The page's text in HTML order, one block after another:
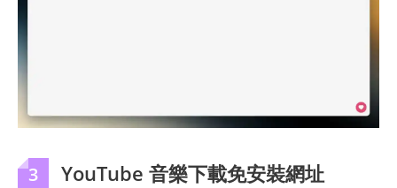
3 YouTube 音樂下載免安裝網址